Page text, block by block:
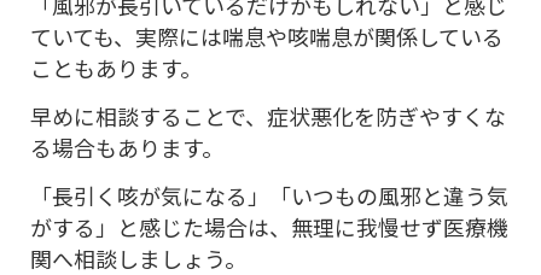
ていても、実際には喘息や咳喘息が関係している
こともあります。
早めに相談することで、症状悪化を防ぎやすくな
る場合もあります。
「長引く咳が気になる」「いつもの風邪と違う気
がする」と感じた場合は、無理に我慢せず医療機
関へ相談しましょう。